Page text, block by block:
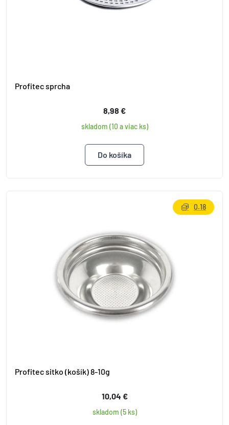
Profitec sprcha
8,98 €
skladom (10 a viac ks)
Profitec sitko (košík) 8-10g
10,04 €
skladom (5 ks)
0.18